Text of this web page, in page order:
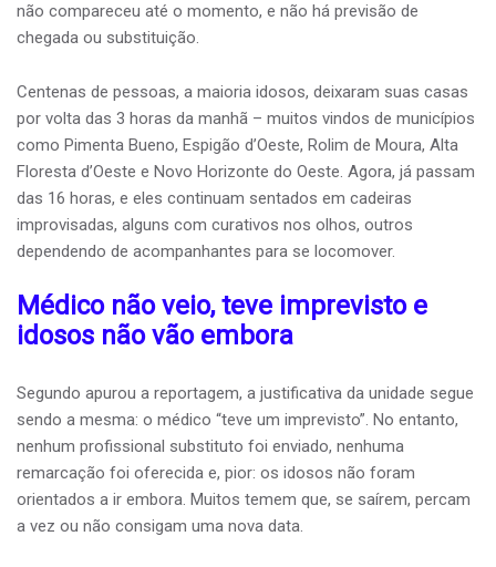
não compareceu até o momento, e não há previsão de
chegada ou substituição.
Centenas de pessoas, a maioria idosos, deixaram suas casas
por volta das 3 horas da manhã – muitos vindos de municípios
como Pimenta Bueno, Espigão d’Oeste, Rolim de Moura, Alta
Floresta d’Oeste e Novo Horizonte do Oeste. Agora, já passam
das 16 horas, e eles continuam sentados em cadeiras
improvisadas, alguns com curativos nos olhos, outros
dependendo de acompanhantes para se locomover.
Médico não veio, teve imprevisto e
idosos não vão embora
Segundo apurou a reportagem, a justificativa da unidade segue
sendo a mesma: o médico “teve um imprevisto”. No entanto,
nenhum profissional substituto foi enviado, nenhuma
remarcação foi oferecida e, pior: os idosos não foram
orientados a ir embora. Muitos temem que, se saírem, percam
a vez ou não consigam uma nova data.